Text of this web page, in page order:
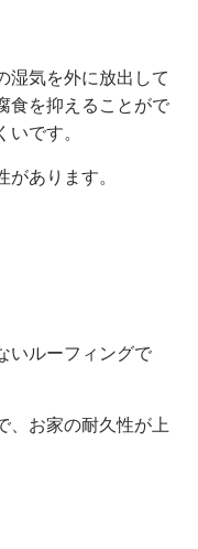
湿気を外に放出して
食を抑えることがで
です。
あります。
いルーフィングで
、お家の耐久性が上